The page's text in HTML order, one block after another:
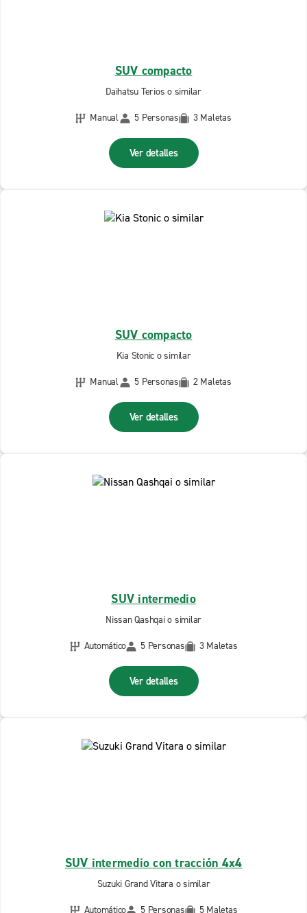
SUV compacto
Daihatsu Terios o similar
Manual
5 Personas 3 Maletas
Ver detalles
SUV compacto
Kia Stonic o similar
Manual
5 Personas 2 Maletas
Ver detalles
SUV intermedio
Nissan Qashqai o similar
Automático
5 Personas 3 Maletas
Ver detalles
SUV intermedio con tracción 4x4
Suzuki Grand Vitara o similar
Automático
5 Personas 5 Maletas